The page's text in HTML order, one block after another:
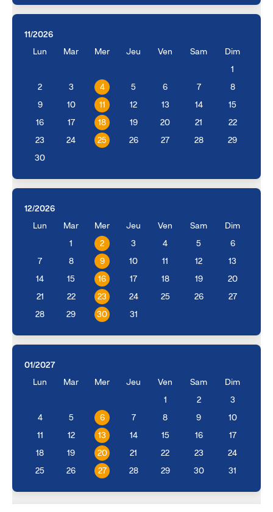
11/2026
Lun
Mar Mer Jeu Ven Sam Dim
1
2 3 4 5 6 7 8
9 10 11 12 13 14 15
16 17 18 19 20 21 22
23 24 25 26 27 28 29
30
12/2026
Lun
Mar Mer Jeu Ven Sam Dim
1 2 3 4 5 6
7 8 9 10 11 12 13
14 15 16 17 18 19 20
21 22 23 24 25 26 27
28 29 30 31
01/2027
Lun
Mar Mer Jeu Ven Sam Dim
1 2 3
4 5 6 7 8 9 10
11 12 13 14 15 16 17
18 19 20 21 22 23 24
25 26 27 28 29 30 31